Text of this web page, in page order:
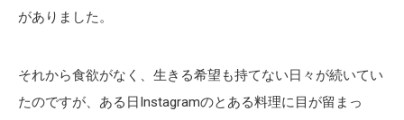
がありました。
それから食欲がなく、生きる希望も持てない日々が続いてい
たのですが、ある日Instagramのとある料理に目が留まっ